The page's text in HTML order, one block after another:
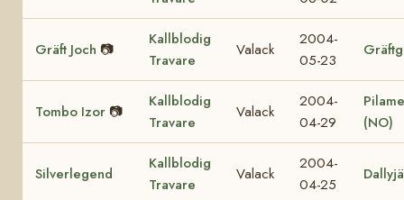
Gräft Joch 📷
Kallblodig
Travare
Valack
2004-
05-23
Tombo Izor 📷
Kallblodig
Travare
Valack
2004-
04-29
(NO)
Silverlegend
Kallblodig
Travare
Valack
2004-
04-25